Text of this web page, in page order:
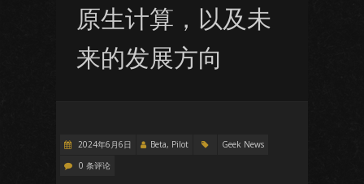
原生计算，以及未
来的发展方向
2024年6月6日 Beta, Pilot
Geek News
0 条评论